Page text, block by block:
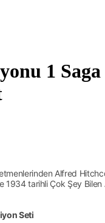
1 Saga
Alfred
tarihli Çok Şey
Seti